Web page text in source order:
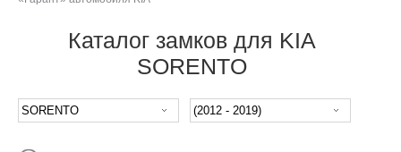
Каталог замков для KIA
SORENTO